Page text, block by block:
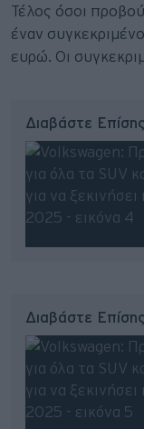
Τέλος όσοι
έναν
ευρώ. Οι
Διαβάστε Επίσης
Διαβάστε Επίσης